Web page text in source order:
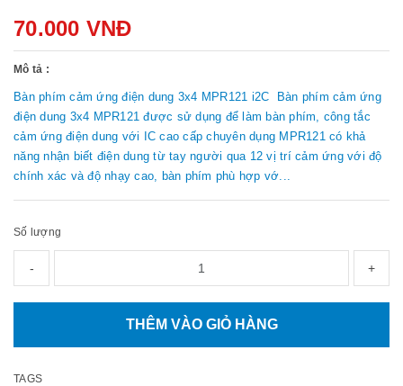
70.000 VNĐ
Mô tả :
Bàn phím cảm ứng điện dung 3x4 MPR121 i2C Bàn phím cảm ứng
điện dung 3x4 MPR121 được sử dụng để làm bàn phím, công tắc
cảm ứng điện dung với IC cao cấp chuyên dụng MPR121 có khả
năng nhận biết điện dung từ tay người qua 12 vị trí cảm ứng với độ
chính xác và độ nhạy cao, bàn phím phù hợp vớ...
Số lượng
- +
THÊM VÀO GIỎ HÀNG
TAGS